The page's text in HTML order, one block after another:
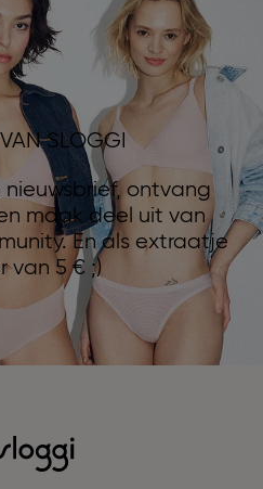
SLOGGI
nieuwsbrief, ontvang
maak deel uit van
En als extraatje
van 5 € ;)